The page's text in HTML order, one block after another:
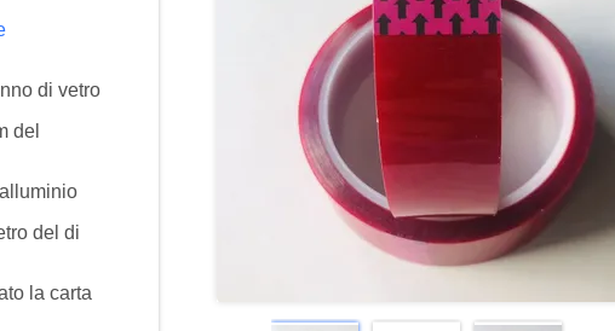
di vetro
del
del di
la carta